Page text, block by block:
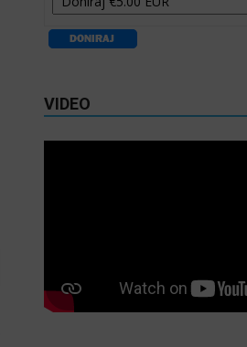
VIDEO